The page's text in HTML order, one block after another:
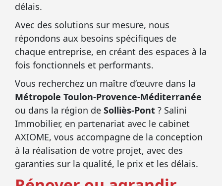
délais.
Avec des solutions sur mesure, nous
répondons aux besoins spécifiques de
chaque entreprise, en créant des espaces à la
fois fonctionnels et performants.
Vous recherchez un maître d’œuvre dans la
Métropole Toulon-Provence-Méditerranée
ou dans la région de Solliès-Pont ? Salini
Immobilier, en partenariat avec le cabinet
AXIOME, vous accompagne de la conception
à la réalisation de votre projet, avec des
garanties sur la qualité, le prix et les délais.